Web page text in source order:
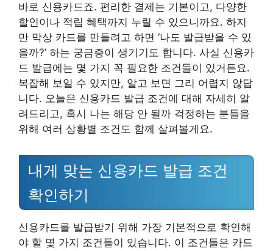
바로 신용카드죠. 편리한 결제는 기본이고, 다양한
할인이나 적립 혜택까지 누릴 수 있으니까요. 하지
만 막상 카드를 만들려고 하면 ‘나도 발급받을 수 있
을까?’ 하는 궁금증이 생기기도 합니다. 사실 신용카
드 발급에는 몇 가지 꼭 필요한 조건들이 있거든요.
복잡해 보일 수 있지만, 알고 보면 그리 어렵지 않답
니다. 오늘은 신용카드 발급 조건에 대해 자세히 알
려드리고, 혹시 나는 해당 안 될까 걱정하는 분들을
위해 여러 상황별 조건도 함께 살펴볼게요.
내게 맞는 신용카드 발급 조건
확인하기
신용카드를 발급받기 위해 가장 기본적으로 확인해
야 할 몇 가지 조건들이 있습니다. 이 조건들은 카드